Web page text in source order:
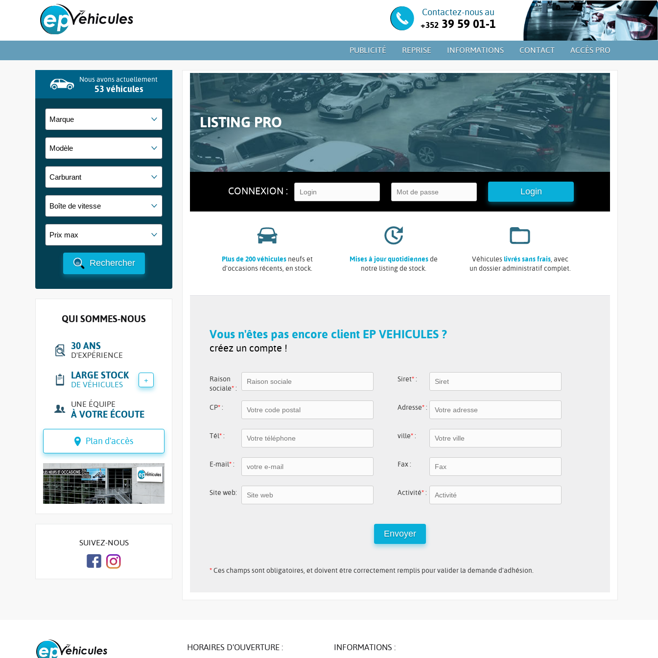
Contactez-nous au
+352 39 59 01-1
PUBLICITÉ REPRISE INFORMATIONS CONTACT ACCÈS PRO
Nous avons actuellement
53 véhicules
Rechercher
QUI SOMMES-NOUS
30 ANS
D'EXPÉRIENCE
LARGE STOCK
DE VÉHICULES
+
UNE ÉQUIPE
À VOTRE ÉCOUTE
Plan d'accès
SUIVEZ-NOUS
LISTING PRO
CONNEXION :
Plus de 200 véhiculesneufs et
d'occasions récents, en stock.
Mises à jour quotidiennesde
notre listing de stock.
Véhiculeslivrés sans frais, avec
un dossier administratif complet.
Vous n'êtes pas encore client EP VEHICULES ?
créez un compte !
Raison
sociale*:
CP*:
Tél*:
E-mail*:
Site web:
Siret*:
Adresse*:
ville*:
Fax :
Activité*:
*Ces champs sont obligatoires, et doivent être correctement remplis pour valider la demande d'adhésion.
HORAIRES D'OUVERTURE : INFORMATIONS :